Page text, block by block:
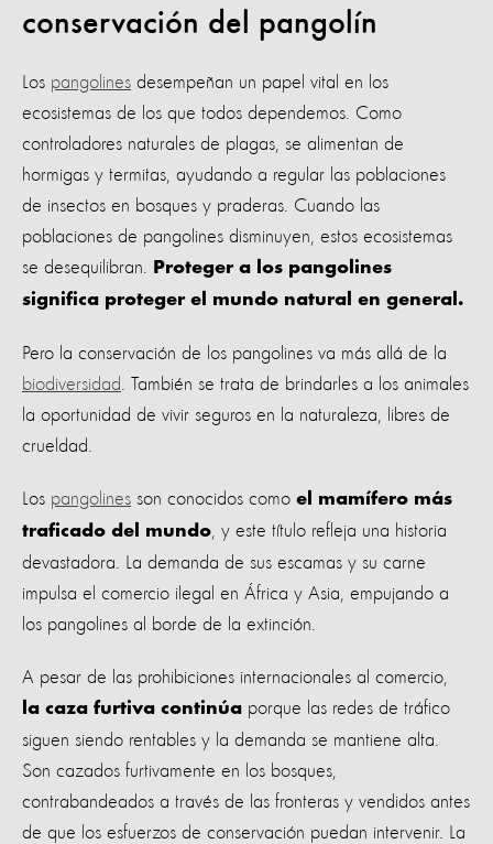
conservación del pangolín
Los pangolines desempeñan un papel vital en los
ecosistemas de los que todos dependemos. Como
controladores naturales de plagas, se alimentan de
hormigas y termitas, ayudando a regular las poblaciones
de insectos en bosques y praderas. Cuando las
poblaciones de pangolines disminuyen, estos ecosistemas
se desequilibran.
Proteger a los pangolines
significa proteger el mundo natural en general.
Pero la conservación de los pangolines va más allá de la
biodiversidad . También se trata de brindarles a los animales
la oportunidad de vivir seguros en la naturaleza, libres de
crueldad.
Los pangolines son conocidos como el mamífero más
traficado del mundo , y este título refleja una historia
devastadora. La demanda de sus escamas y su carne
impulsa el comercio ilegal en África y Asia, empujando a
los pangolines al borde de la extinción.
A pesar de las prohibiciones internacionales al comercio,
la caza furtiva continúa porque las redes de tráfico
siguen siendo rentables y la demanda se mantiene alta.
Son cazados furtivamente en los bosques,
contrabandeados a través de las fronteras y vendidos antes
de que los esfuerzos de conservación puedan intervenir. La